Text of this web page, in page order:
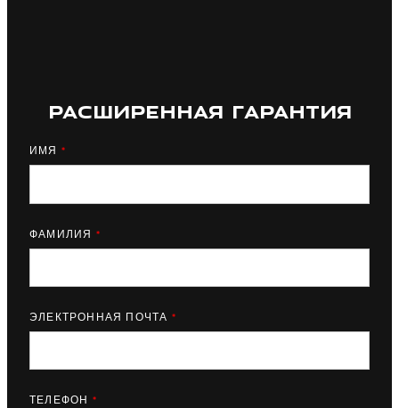
РАСШИРЕННАЯ ГАРАНТИЯ
ИМЯ *
ФАМИЛИЯ *
ЭЛЕКТРОННАЯ ПОЧТА *
ТЕЛЕФОН *